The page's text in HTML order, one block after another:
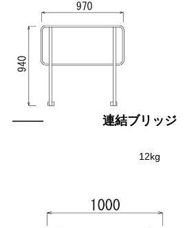
連結ブリッジ
12kg